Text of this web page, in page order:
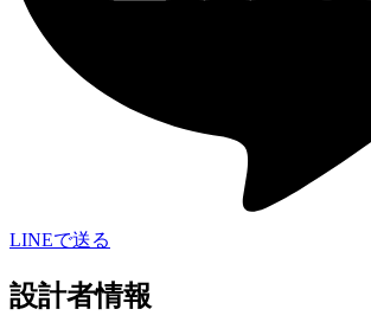
LINEで送る
設計者情報